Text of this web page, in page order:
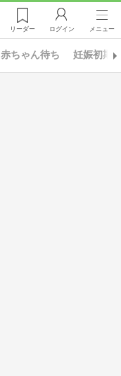
リーダー ログイン メニュー
赤ちゃん待ち 妊娠初期